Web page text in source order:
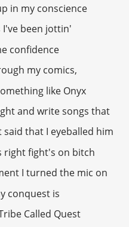
in my conscience
been jottin'
confidence
my comics,
like Onyx
and write songs that
said that I eyeballed him
right fight's on bitch
I turned the mic on
conquest is
Called Quest